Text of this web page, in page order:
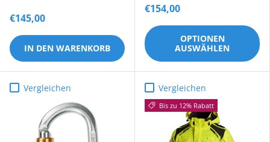
€145,00
IN DEN WARENKORB
€154,00
OPTIONEN
AUSWÄHLEN
Vergleichen Vergleichen
Bis zu 12% Rabatt